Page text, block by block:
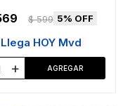
$ 599 5
Llega HOY Mvd
+